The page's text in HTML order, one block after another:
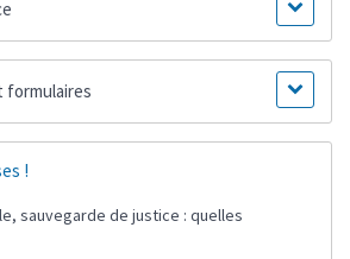
formulaires
!
sauvegarde de justice : quelles